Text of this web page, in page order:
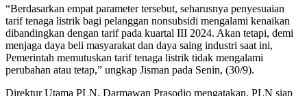
“Berdasarkan empat parameter tersebut, seharusnya penyesuaian
tarif tenaga listrik bagi pelanggan nonsubsidi mengalami kenaikan
dibandingkan dengan tarif pada kuartal III 2024. Akan tetapi, demi
menjaga daya beli masyarakat dan daya saing industri saat ini,
Pemerintah memutuskan tarif tenaga listrik tidak mengalami
perubahan atau tetap,” ungkap Jisman pada Senin, (30/9).
Direktur Utama PLN, Darmawan Prasodjo mengatakan, PLN siap